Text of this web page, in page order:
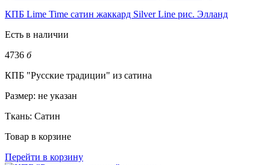
КПБ Lime Time сатин жаккард Silver Line рис. Элланд
Есть в наличии
4736 б
КПБ "Русские традиции" из сатина
Размер: не указан
Ткань: Сатин
Товар в корзине
Перейти в корзину